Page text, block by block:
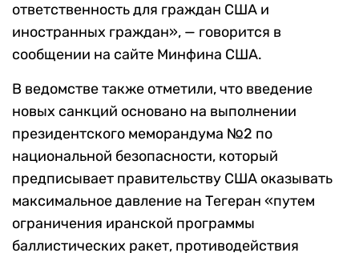
ответственность для граждан США и
иностранных граждан», — говорится в
сообщении на сайте Минфина США.
В ведомстве также отметили, что введение
новых санкций основано на выполнении
президентского меморандума №2 по
национальной безопасности, который
предписывает правительству США оказывать
максимальное давление на Тегеран «путем
ограничения иранской программы
баллистических ракет, противодействия